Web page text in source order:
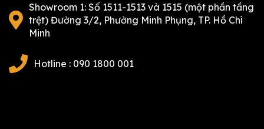
Showroom 1: Số 1511-1513 và 1515 (một phần tầng
trệt) Đường 3/2, Phường Minh Phụng, TP. Hồ Chí
Minh
Hotline : 090 1800 001